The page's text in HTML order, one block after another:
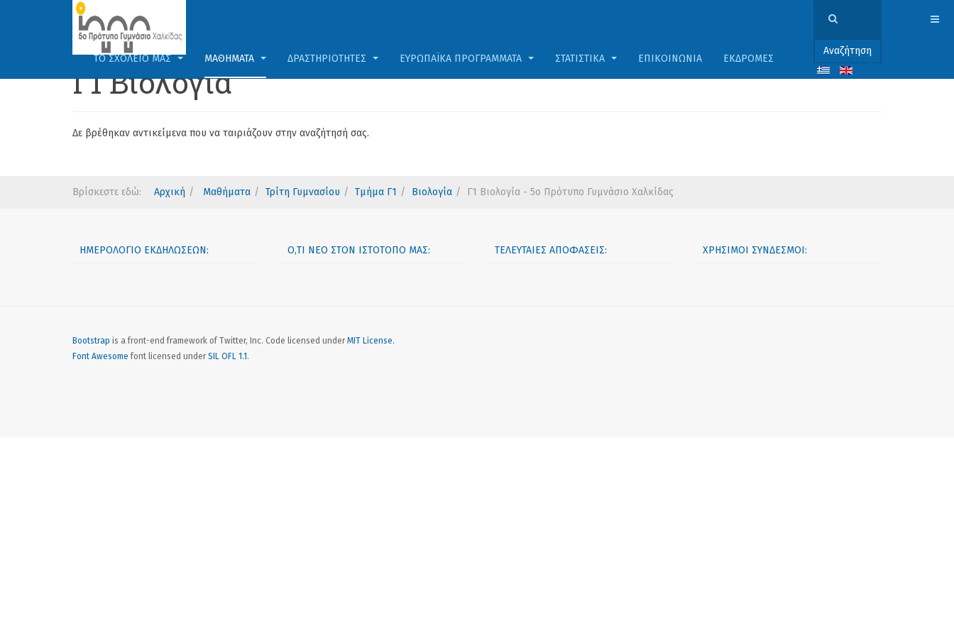
Αναζήτηση
ΤΟ ΣΧΟΛΕΊΟ ΜΑΣ ΜΑΘΉΜΑΤΑ ΔΡΑΣΤΗΡΙΌΤΗΤΕΣ ΕΥΡΩΠΑΪΚΆ ΠΡΟΓΡΆΜΜΑΤΑ ΣΤΑΤΙΣΤΙΚΆ ΕΠΙΚΟΙΝΩΝΊΑ ΕΚΔΡΟΜΈΣ
Γ1 Βιολογία
Δε βρέθηκαν αντικείμενα που να ταιριάζουν στην αναζήτησή σας.
Βρίσκεστε εδώ: Αρχική Μαθήματα Τρίτη Γυμνασίου Τμήμα Γ1 Βιολογία Γ1 Βιολογία - 5ο Πρότυπο Γυμνάσιο Χαλκίδας
ΗΜΕΡΟΛΌΓΙΟ ΕΚΔΗΛΏΣΕΩΝ: Ό,ΤΙ ΝΈΟ ΣΤΟΝ ΙΣΤΟΤΌΠΟ ΜΑΣ: ΤΕΛΕΥΤΑΊΕΣ ΑΠΟΦΆΣΕΙΣ: ΧΡΉΣΙΜΟΙ ΣΎΝΔΕΣΜΟΙ:
Bootstrap is a front-end framework of Twitter, Inc. Code licensed underMIT License.
Font Awesome font licensed underSIL OFL 1.1 .